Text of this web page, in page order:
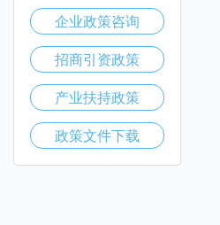
企业政策咨询
招商引资政策
产业扶持政策
政策文件下载